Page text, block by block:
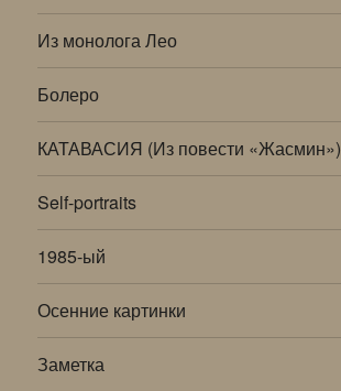
Из монолога Лео
Болеро
КАТАВАСИЯ (Из повести «Жасмин»)
Self-portraits
1985-ый
Осенние картинки
Заметка